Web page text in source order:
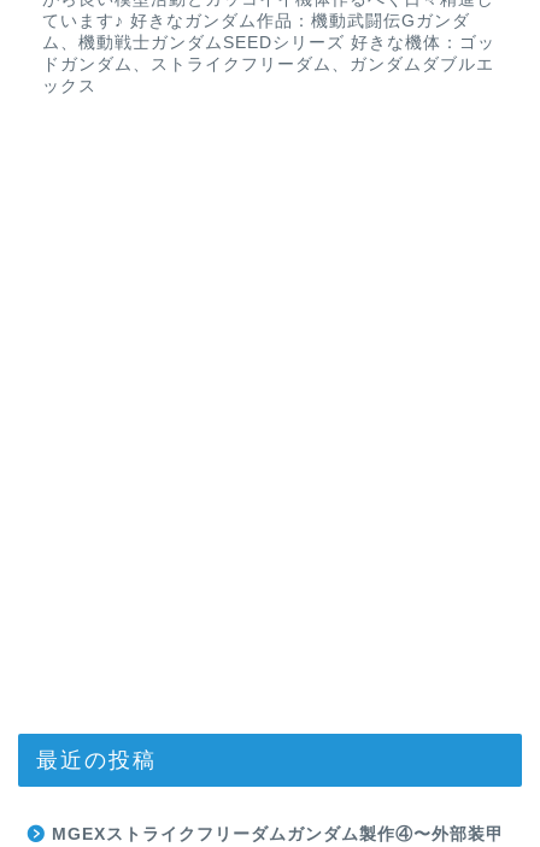
ています♪ 好きなガンダム作品：機動武闘伝Gガンダ
ム、機動戦士ガンダムSEEDシリーズ 好きな機体：ゴッ
ドガンダム、ストライクフリーダム、ガンダムダブルエ
ックス
最近の投稿
MGEXストライクフリーダムガンダム製作④〜外部装甲